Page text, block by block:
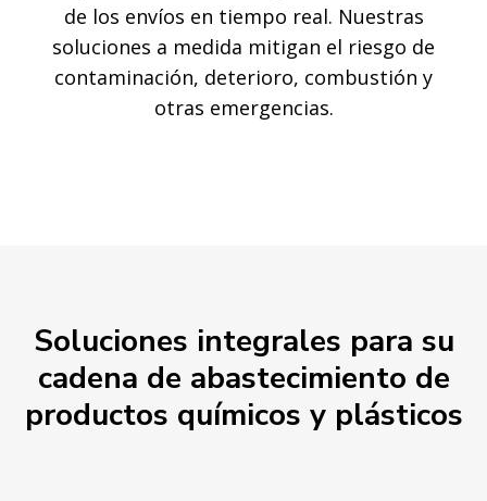
de los envíos en tiempo real. Nuestras
soluciones a medida mitigan el riesgo de
contaminación, deterioro, combustión y
otras emergencias.
Soluciones integrales para su
cadena de abastecimiento de
productos químicos y plásticos